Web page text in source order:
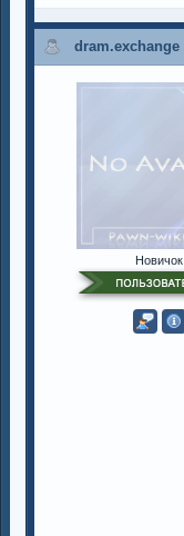
dram.exchange
Новичок